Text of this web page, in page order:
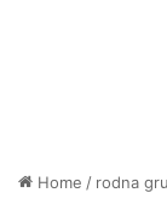
Home / rodna